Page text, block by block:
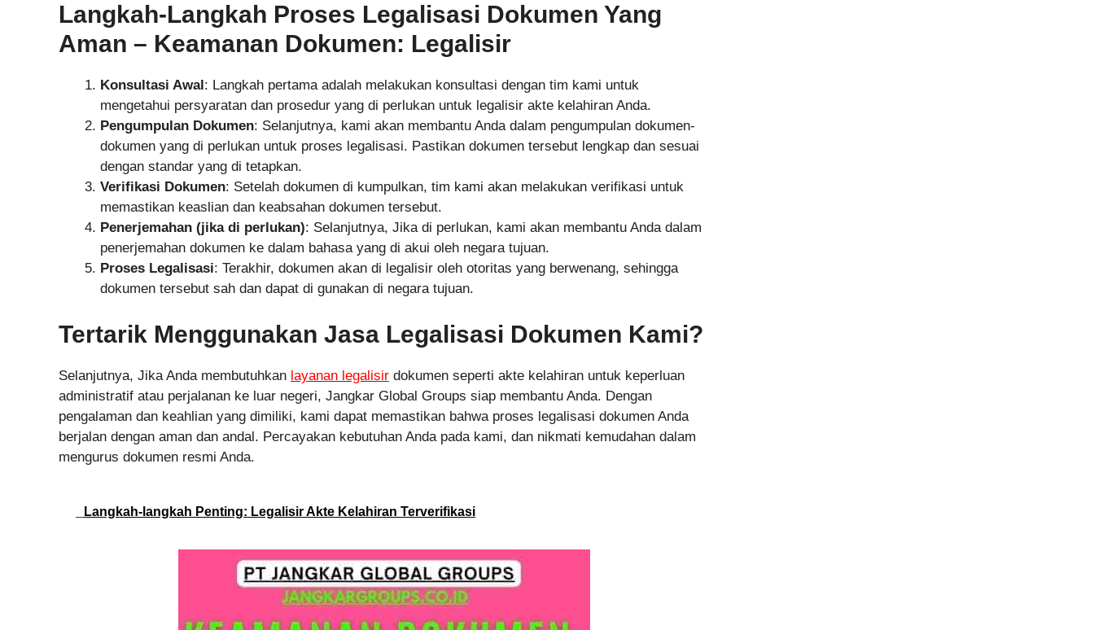
Langkah-Langkah Proses Legalisasi Dokumen Yang
Aman – Keamanan Dokumen: Legalisir
Konsultasi Awal: Langkah pertama adalah melakukan konsultasi dengan tim kami untuk
mengetahui persyaratan dan prosedur yang di perlukan untuk legalisir akte kelahiran Anda.
Pengumpulan Dokumen: Selanjutnya, kami akan membantu Anda dalam pengumpulan dokumen-
dokumen yang di perlukan untuk proses legalisasi. Pastikan dokumen tersebut lengkap dan sesuai
dengan standar yang di tetapkan.
Verifikasi Dokumen: Setelah dokumen di kumpulkan, tim kami akan melakukan verifikasi untuk
memastikan keaslian dan keabsahan dokumen tersebut.
Penerjemahan (jika di perlukan): Selanjutnya, Jika di perlukan, kami akan membantu Anda dalam
penerjemahan dokumen ke dalam bahasa yang di akui oleh negara tujuan.
Proses Legalisasi: Terakhir, dokumen akan di legalisir oleh otoritas yang berwenang, sehingga
dokumen tersebut sah dan dapat di gunakan di negara tujuan.
Tertarik Menggunakan Jasa Legalisasi Dokumen Kami?
Selanjutnya, Jika Anda membutuhkan layanan legalisir dokumen seperti akte kelahiran untuk keperluan
administratif atau perjalanan ke luar negeri, Jangkar Global Groups siap membantu Anda. Dengan
pengalaman dan keahlian yang dimiliki, kami dapat memastikan bahwa proses legalisasi dokumen Anda
berjalan dengan aman dan andal. Percayakan kebutuhan Anda pada kami, dan nikmati kemudahan dalam
mengurus dokumen resmi Anda.
Langkah-langkah Penting: Legalisir Akte Kelahiran Terverifikasi